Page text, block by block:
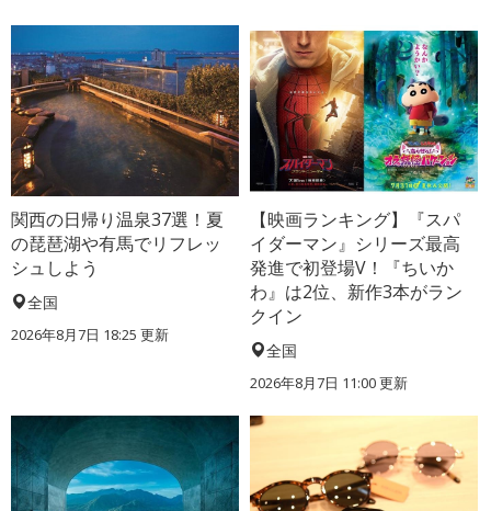
関西の日帰り温泉37選！夏
の琵琶湖や有馬でリフレッ
シュしよう
全国
2026年8月7日 18:25 更新
【映画ランキング】『スパ
イダーマン』シリーズ最高
発進で初登場V！『ちいか
わ』は2位、新作3本がラン
クイン
全国
2026年8月7日 11:00更新